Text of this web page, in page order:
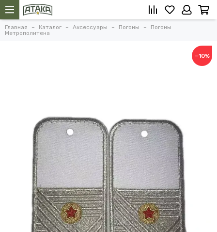
Главная Каталог Аксессуары Погоны
Погоны
Метрополитена
−10%